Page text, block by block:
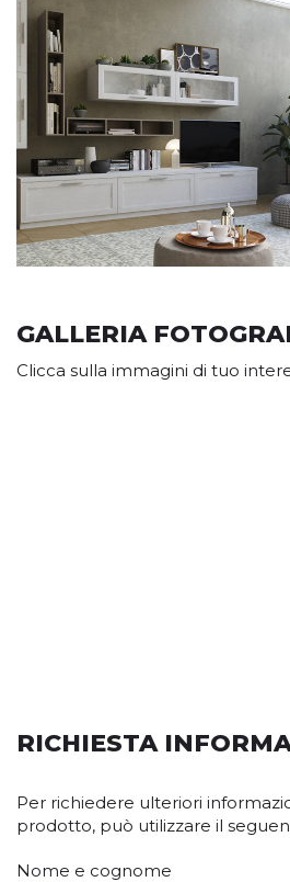
GALLERIA
Clicca sulla immagini di tuo
RICHIESTA
Per richiedere ulteriori
prodotto, può utilizzare il
Nome e cognome